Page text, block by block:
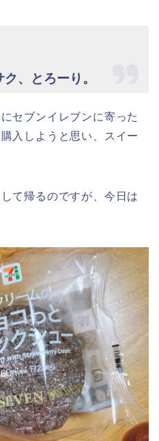
、とろーり。
セブンイレブンに寄った
入しようと思い、スイー
て帰るのですが、今日は